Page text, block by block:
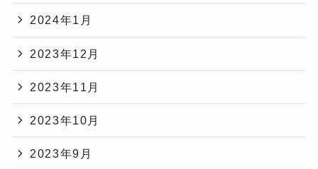
2024年1月
2023年12月
2023年11月
2023年10月
2023年9月